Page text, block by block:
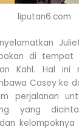
liputan6.com
di
Kahl. Hal ini
Casey ke
perjalanan
yang